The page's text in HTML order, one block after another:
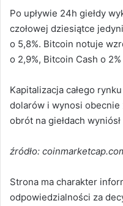
Po upływie 24h giełdy
czołowej dziesiątce
o 5,8%. Bitcoin notuje
o 2,9%, Bitcoin Cash o
Kapitalizacja całego
dolarów i wynosi obecnie
obrót na giełdach
źródło:
Strona ma charakter
odpowiedzialności za